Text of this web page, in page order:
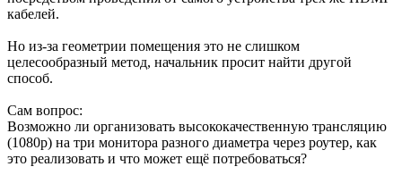
кабелей.
Но из-за геометрии помещения это не слишком
целесообразный метод, начальник просит найти другой
способ.
Сам вопрос:
Возможно ли организовать высококачественную трансляцию
(1080р) на три монитора разного диаметра через роутер, как
это реализовать и что может ещё потребоваться?